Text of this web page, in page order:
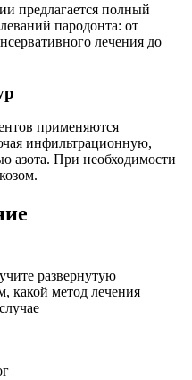
предлагается полный
пародонта: от
лечения до
применяются
инфильтрационную,
азота. При необходимости
развернутую
какой метод лечения